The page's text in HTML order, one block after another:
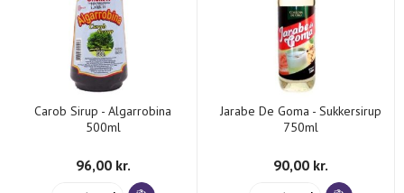
Carob Sirup - Algarrobina
500ml
96,00 kr.
Jarabe De Goma - Sukkersirup
750ml
90,00 kr.